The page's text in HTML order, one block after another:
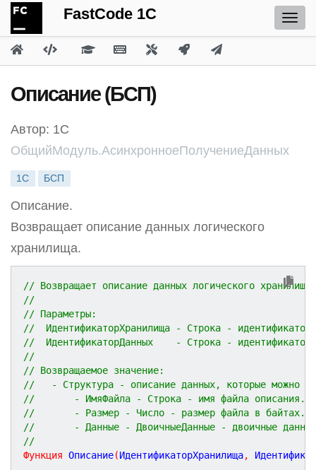
FastCode 1C
Описание (БСП)
Автор: 1С
ОбщийМодуль.АсинхронноеПолучениеДанных
1С БСП
Описание.
Возвращает описание данных логического
хранилища.
// Возвращает описание данных логического хранилища.
//
// Параметры:
//  ИдентификаторХранилища - Строка - идентификатор
//  ИдентификаторДанных    - Строка - идентификатор
//
// Возвращаемое значение:
//   - Структура - описание данных, которые можно
//       - ИмяФайла - Строка - имя файла описания.
//       - Размер - Число - размер файла в байтах.
//       - Данные - ДвоичныеДанные - двоичные данные
//
Функция Описание(ИдентификаторХранилища,